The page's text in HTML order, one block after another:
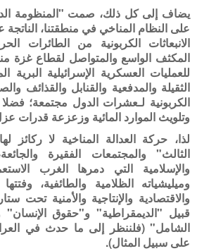
يضاف إلى كل ذلك، صمت "المنظومة
على النظام المناخي في منطقتنا،
الانبعاثات الكربونية من الطائرات
للعمليات العسكرية الإسرائيلية البرية
الثقيلة والمدفعية والقنابل والقذائف
الكربونية لـعشرات الدول مجتمعة؛
وتلويث الموارد المائية وزعزعة قدرات
لذا، حركة العدالة المناخية لا ركائز
الثالث" والمجتمعات الفقيرة
والإسلامية التي دمرها الغرب
وميليشياته الظلامية والطائفية،
والاقتصادية والإنتاجية والأمنية تحت
قبيل "الديمقراطية" و"حقوق الإنسان"
الشامل" (فلننظر إلى ما حدث في
على سبيل المثال).